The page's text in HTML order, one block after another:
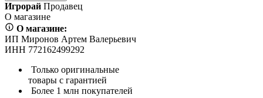
Игрорай Продавец
О магазине
О магазине:
ИП Миронов Артем Валерьевич
ИНН 772162499292
Только оригинальные
товары с гарантией
Более 1 млн покупателей